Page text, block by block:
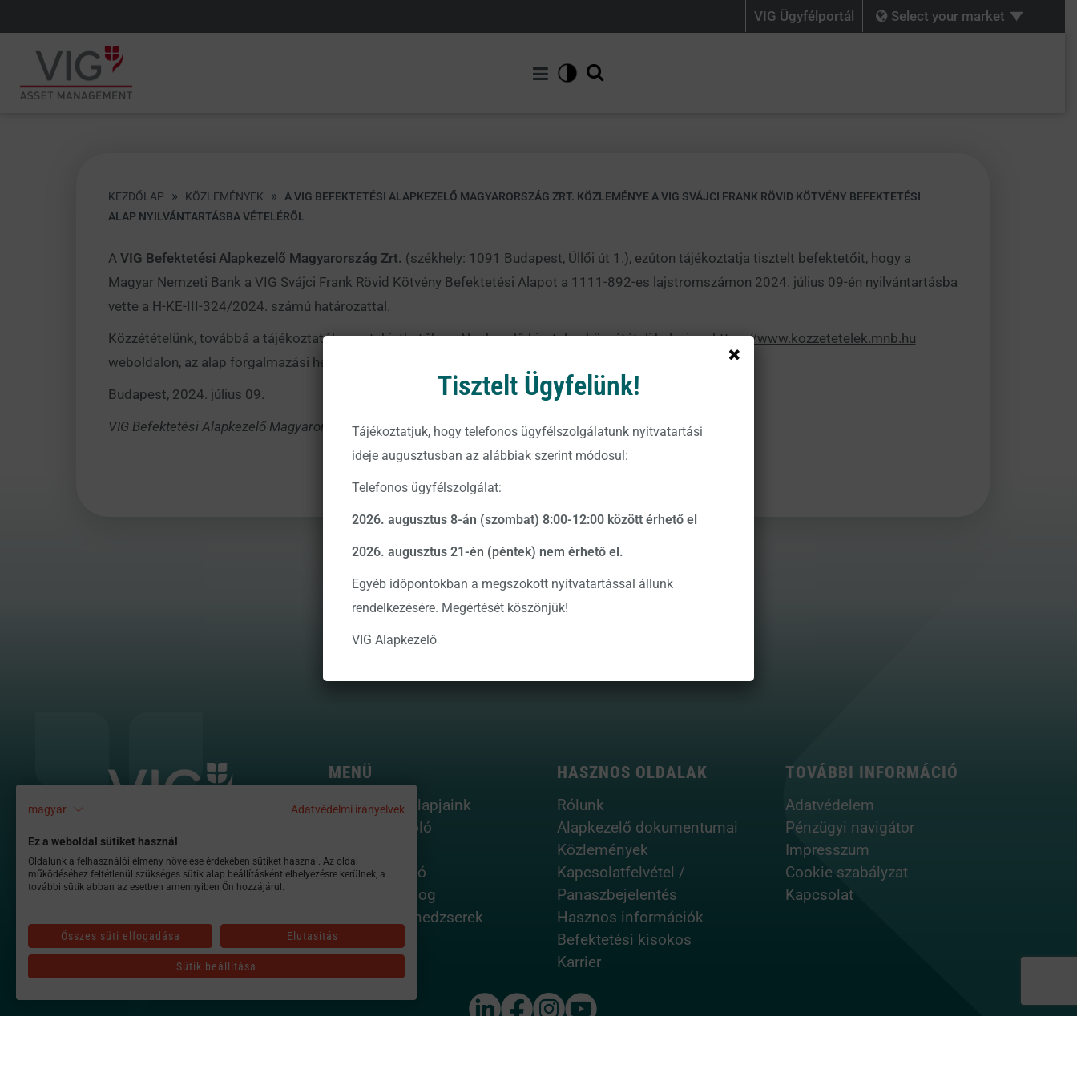
magyar Adatvédelmi irányelvek
Ez a weboldal sütiket használ
Oldalunk a felhasználói élmény növelése érdekében sütiket használ. Az oldal
működéséhez feltétlenül szükséges sütik alap beállításként elhelyezésre kerülnek, a
további sütik abban az esetben amennyiben Ön hozzájárul.
Összes süti elfogadása Elutasítás
Sütik beállítása
VIG Ügyfélportál Select your market
KEZDŐLAP » KÖZLEMÉNYEK » A VIG BEFEKTETÉSI ALAPKEZELŐ MAGYARORSZÁG ZRT. KÖZLEMÉNYE A VIG SVÁJCI FRANK RÖVID KÖTVÉNY BEFEKTETÉSI
ALAP NYILVÁNTARTÁSBA VÉTELÉRŐL
A VIG Befektetési Alapkezelő Magyarország Zrt. (székhely: 1091 Budapest, Üllői út 1.), ezúton tájékoztatja tisztelt befektetőit, hogy a
Magyar Nemzeti Bank a VIG Svájci Frank Rövid Kötvény Befektetési Alapot a 1111-892-es lajstromszámon 2024. július 09-én nyilvántartásba
vette a H-KE-III-324/2024. számú határozattal.
Közzétételünk, továbbá a tájékoztatók megtekinthetők az Alapkezelő hivatalos közzétételi helyein, ahttps://www.kozzetetelek.mnb.hu
weboldalon, az alap forgalmazási helyein, illetve a
Budapest, 2024. július 09.
VIG Befektetési Alapkezelő Magyarország Zrt.
Tisztelt Ügyfelünk!
Tájékoztatjuk, hogy telefonos ügyfélszolgálatunk nyitvatartási
ideje augusztusban az alábbiak szerint módosul:
Telefonos ügyfélszolgálat:
2026. augusztus 8-án (szombat) 8:00-12:00 között érhető el
2026. augusztus 21-én (péntek) nem érhető el.
Egyéb időpontokban a megszokott nyitvatartással állunk
rendelkezésére. Megértését köszönjük!
VIG Alapkezelő
MENÜ
Befektetési alapjaink
Grafikonrajzoló
Mintaportfólió
Totalreturn blog
Portfólió menedzserek
HASZNOS OLDALAK
Rólunk
Alapkezelő dokumentumai
Közlemények
Kapcsolatfelvétel /
Panaszbejelentés
Hasznos információk
Befektetési kisokos
Karrier
TOVÁBBI INFORMÁCIÓ
Adatvédelem
Pénzügyi navigátor
Impresszum
Cookie szabályzat
Kapcsolat